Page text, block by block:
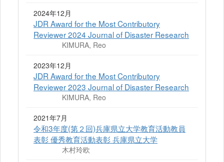
2024年12月
JDR Award for the Most Contributory
Reviewer 2024 Journal of Disaster Research
KIMURA, Reo
2023年12月
JDR Award for the Most Contributory
Reviewer 2023 Journal of Disaster Research
KIMURA, Reo
2021年7月
令和3年度(第２回)兵庫県立大学教育活動教員
表彰 優秀教育活動表彰 兵庫県立大学
木村玲欧